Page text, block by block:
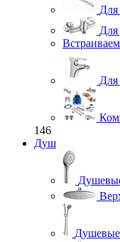
Для
146
Душ